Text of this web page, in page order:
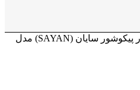
دستگاه لیزر پیکوشور سایان (SAYAN) مدل